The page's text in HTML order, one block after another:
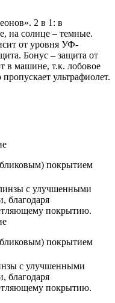
2 в 1: в
на солнце – темные.
от уровня УФ-
Бонус – защита от
в машине, т.к. лобовое
ультрафиолет.
покрытием
с улучшенными
благодаря
покрытию.
покрытием
с улучшенными
благодаря
покрытию.